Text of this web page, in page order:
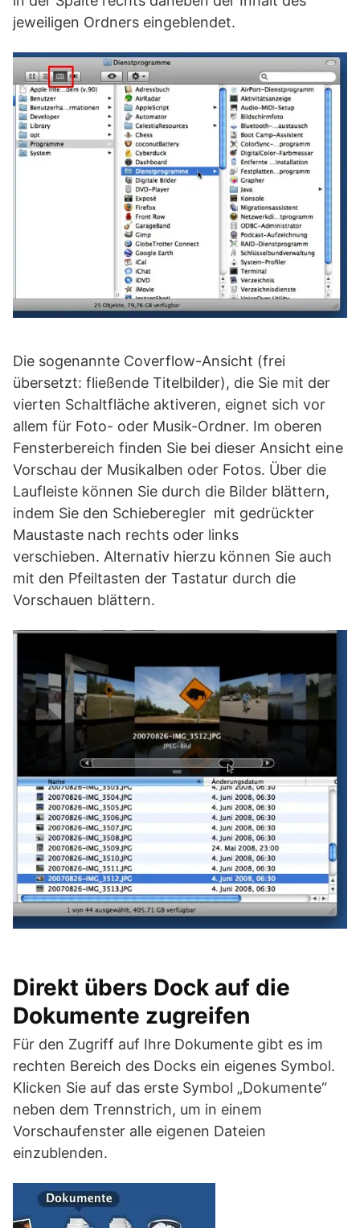
jeweiligen Ordners eingeblendet.
Die sogenannte Coverflow-Ansicht (frei
übersetzt: fließende Titelbilder), die Sie mit der
vierten Schaltfläche aktiveren, eignet sich vor
allem für Foto- oder Musik-Ordner. Im oberen
Fensterbereich finden Sie bei dieser Ansicht eine
Vorschau der Musikalben oder Fotos. Über die
Laufleiste können Sie durch die Bilder blättern,
indem Sie den Schieberegler mit gedrückter
Maustaste nach rechts oder links
verschieben. Alternativ hierzu können Sie auch
mit den Pfeiltasten der Tastatur durch die
Vorschauen blättern.
Direkt übers Dock auf die
Dokumente zugreifen
Für den Zugriff auf Ihre Dokumente gibt es im
rechten Bereich des Docks ein eigenes Symbol.
Klicken Sie auf das erste Symbol „Dokumente“
neben dem Trennstrich, um in einem
Vorschaufenster alle eigenen Dateien
einzublenden.